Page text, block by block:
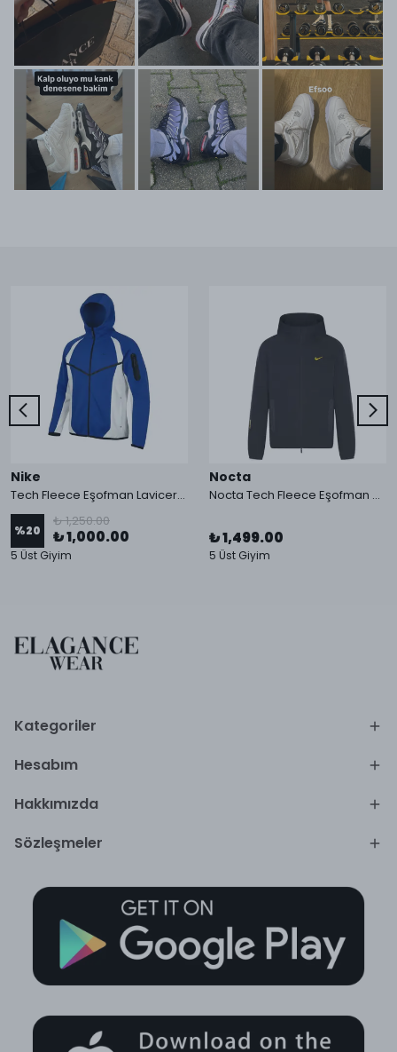
Nike
Tech Fleece Eşofman Lavicert Üst 2026 HQ
%20
₺ 1,250.00
₺ 1,000.00
5 Üst Giyim
Nocta
Nocta Tech Fleece Eşofman Siyah Üst
₺ 1,499.00
5 Üst Giyim
Kategoriler
Hesabım
Hakkımızda
Sözleşmeler